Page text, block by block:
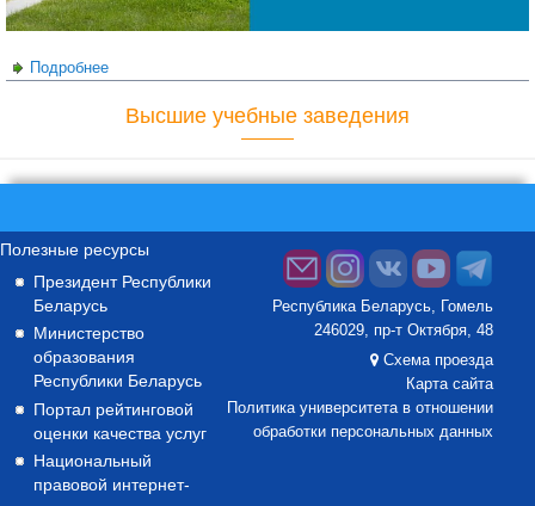
Подробнее
Высшие учебные заведения
Полезные ресурсы
Президент Республики
Беларусь
Министерство
образования
Республики Беларусь
Портал рейтинговой
оценки качества услуг
Национальный
правовой интернет-
Республика Беларусь, Гомель
246029, пр-т Октября, 48
Схема проезда
Карта сайта
Политика университета в отношении
обработки персональных данных